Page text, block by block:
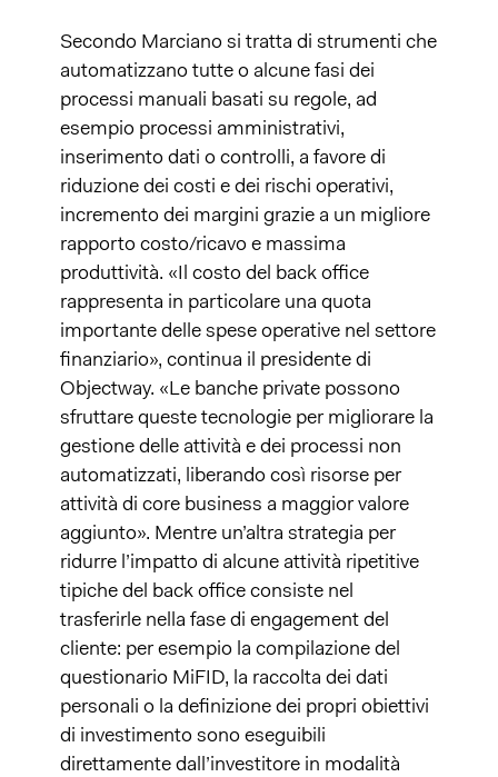
Secondo Marciano si tratta di strumenti che
automatizzano tutte o alcune fasi dei
processi manuali basati su regole, ad
esempio processi amministrativi,
inserimento dati o controlli, a favore di
riduzione dei costi e dei rischi operativi,
incremento dei margini grazie a un migliore
rapporto costo/ricavo e massima
produttività. «Il costo del back office
rappresenta in particolare una quota
importante delle spese operative nel settore
finanziario», continua il presidente di
Objectway. «Le banche private possono
sfruttare queste tecnologie per migliorare la
gestione delle attività e dei processi non
automatizzati, liberando così risorse per
attività di core business a maggior valore
aggiunto». Mentre un’altra strategia per
ridurre l’impatto di alcune attività ripetitive
tipiche del back office consiste nel
trasferirle nella fase di engagement del
cliente: per esempio la compilazione del
questionario MiFID, la raccolta dei dati
personali o la definizione dei propri obiettivi
di investimento sono eseguibili
direttamente dall’investitore in modalità